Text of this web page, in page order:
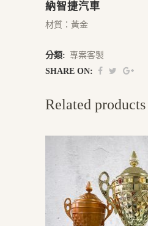
納智捷汽車
材質：黃金
分類: 專案客製
SHARE ON:
Related products